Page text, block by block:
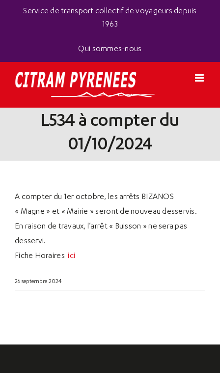
Service de transport collectif de voyageurs depuis
1963
Qui sommes-nous
L534 à compter du
01/10/2024
A compter du 1er octobre, les arrêts BIZANOS
« Magne » et « Mairie » seront de nouveau desservis.
En raison de travaux, l’arrêt « Buisson » ne sera pas
desservi.
Fiche Horairesici
26 septembre 2024
Panneau de gestion des cookies